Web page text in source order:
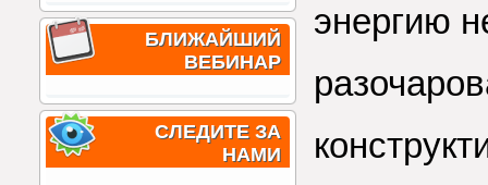
БЛИЖАЙШИЙ
ВЕБИНАР
СЛЕДИТЕ ЗА
НАМИ
энергию